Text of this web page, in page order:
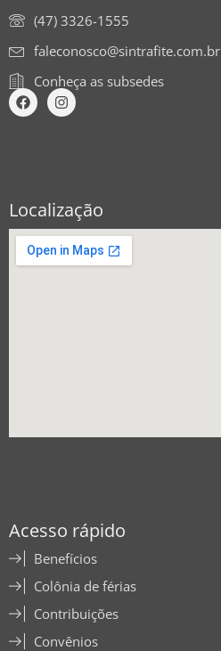
(47) 3326-1555
faleconosco@sintrafite.com.br
Conheça as subsedes
Localização
Acesso rápido
Benefícios
Colônia de férias
Contribuições
Convênios